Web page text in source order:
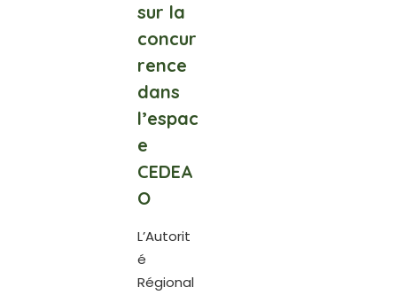
sur la
concur
rence
dans
l’espac
e
CEDEA
O
L’Autorit
é
Régional